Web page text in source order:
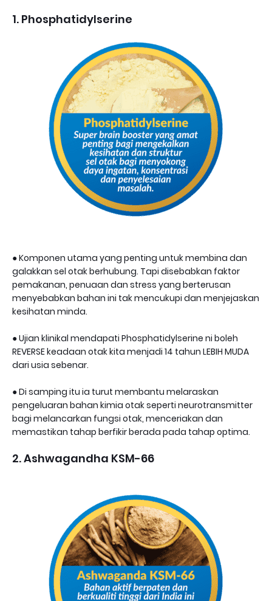
1. Phosphatidylserine
● Komponen utama yang penting untuk membina dan
galakkan sel otak berhubung. Tapi disebabkan faktor
pemakanan, penuaan dan stress yang berterusan
menyebabkan bahan ini tak mencukupi dan menjejaskan
kesihatan minda.
● Ujian klinikal mendapati Phosphatidylserine ni boleh
REVERSE keadaan otak kita menjadi 14 tahun LEBIH MUDA
dari usia sebenar.
● Di samping itu ia turut membantu melaraskan
pengeluaran bahan kimia otak seperti neurotransmitter
bagi melancarkan fungsi otak, menceriakan dan
memastikan tahap berfikir berada pada tahap optima.
2. Ashwagandha KSM-66